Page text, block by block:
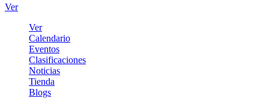
Ver
Ver
Calendario
Eventos
Clasificaciones
Noticias
Tienda
Blogs